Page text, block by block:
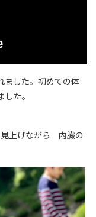
ました。初めての体
た。
上げながら 内臓の